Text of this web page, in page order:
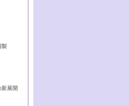
と未
スル
える
金属
製
展開